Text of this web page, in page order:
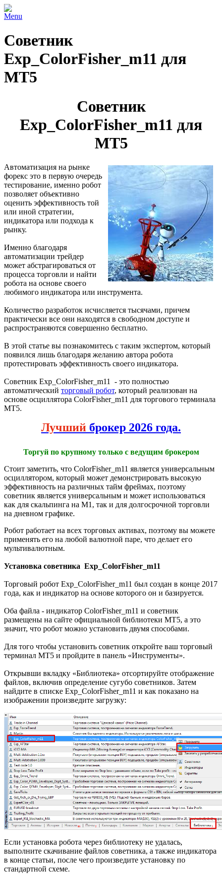
Menu
Советник
Exp_ColorFisher_m11 для
МТ5
Советник
Exp_ColorFisher_m11 для
МТ5
Автоматизация на рынке
форекс это в первую очередь
тестирование, именно робот
позволяет объективно
оценить эффективность той
или иной стратегии,
индикатора или подхода к
рынку.
Именно благодаря
автоматизации трейдер
может абстрагироваться от
процесса торговли и найти
робота на основе своего
любимого индикатора или инструмента.
Количество разработок исчисляется тысячами, причем
практически все они находятся в свободном доступе и
распространяются совершенно бесплатно.
В этой статье вы познакомитесь с таким экспертом, который
появился лишь благодаря желанию автора робота
протестировать эффективность своего индикатора.
Советник Exp_ColorFisher_m11 - это полностью
автоматический торговый робот, который реализован на
основе осциллятора ColorFisher_m11 для торгового терминала
МТ5.
Лучший брокер 2026 года.
Торгуй по крупному только с ведущим брокером
Стоит заметить, что ColorFisher_m11 является универсальным
осциллятором, который может демонстрировать высокую
эффективность на различных тайм фреймах, поэтому
советник является универсальным и может использоваться
как для скальпинга на М1, так и для долгосрочной торговли
на дневном графике.
Робот работает на всех торговых активах, поэтому вы можете
применять его на любой валютной паре, что делает его
мультивалютным.
Установка советника Exp_ColorFisher_m11
Торговый робот Exp_ColorFisher_m11 был создан в конце 2017
года, как и индикатор на основе которого он и базируется.
Оба файла - индикатор ColorFisher_m11 и советник
размещены на сайте официальной библиотеки МТ5, а это
значит, что робот можно установить двумя способами.
Для того чтобы установить советник откройте ваш торговый
терминал МТ5 и пройдите в панель «Инструменты».
Открывши вкладку «Библиотека» отсортируйте отображение
файлов, включив определение сугубо советников. Затем
найдите в списке Exp_ColorFisher_m11 и как показано на
изображении произведите загрузку:
Если установка робота через библиотеку не удалась,
выполните скачивание файлов советника, а также индикатора
в конце статьи, после чего произведите установку по
стандартной схеме.